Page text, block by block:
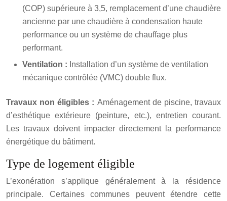
(COP) supérieure à 3,5, remplacement d’une chaudière
ancienne par une chaudière à condensation haute
performance ou un système de chauffage plus
performant.
Ventilation : Installation d’un système de ventilation
mécanique contrôlée (VMC) double flux.
Travaux non éligibles : Aménagement de piscine, travaux
d’esthétique extérieure (peinture, etc.), entretien courant.
Les travaux doivent impacter directement la performance
énergétique du bâtiment.
Type de logement éligible
L’exonération s’applique généralement à la résidence
principale. Certaines communes peuvent étendre cette